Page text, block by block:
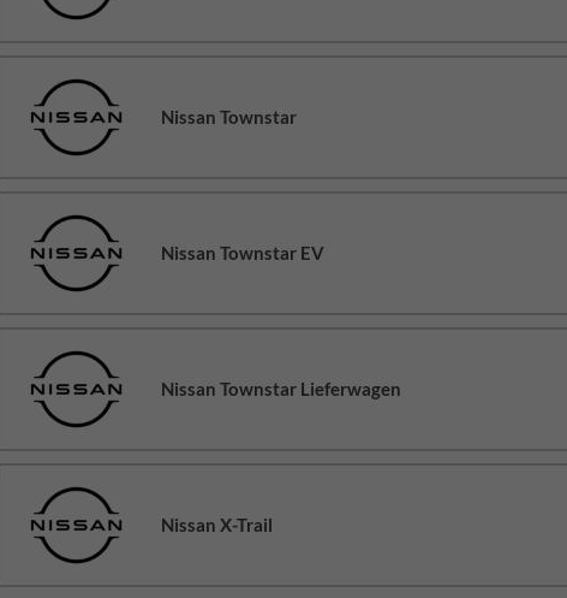
Nissan Townstar
Nissan Townstar EV
Nissan Townstar Lieferwagen
Nissan X-Trail